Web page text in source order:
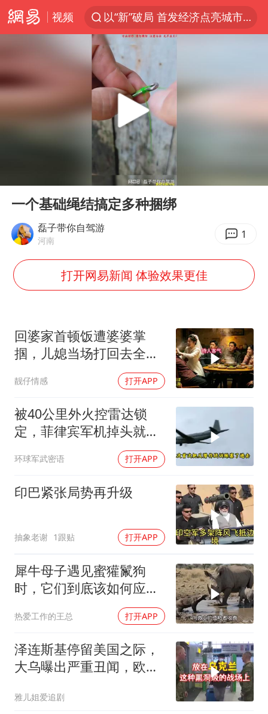
视频
以“新”破局 首发经济点亮城市消费活力
看守所辅警收受10万获刑1年
宇树科技发行价格150.80元/股
CIA被曝已秘密设立古巴工作组
U17国足1分钟轰2球
中国养老床位“三连降”
台风白海豚影响中国已成定局
外交部发言人就广岛核爆81周年等答记者问
法国下周开始禁止未经同意的电话营销
吉林一“温度计大楼”读数爆表
多地要求领导干部带头休假
奋进开新局 实干挑大梁
Play
一个基础绳结搞定多种捆绑
磊子带你自驾游
河南 1
打开网易新闻 体验效果更佳
回婆家首顿饭遭婆婆掌
掴，儿媳当场打回去全家
靓仔情感 打开APP
被40公里外火控雷达锁
定，菲律宾军机掉头就
跑，欧盟1500万也救不了
场
环球军武密语 打开APP
印巴紧张局势再升级
抽象老谢 1跟贴 打开APP
犀牛母子遇见蜜獾鬣狗
时，它们到底该如何应
热爱工作的王总 打开APP
泽连斯基停留美国之际，
大乌曝出严重丑闻，欧洲
雅儿姐爱追剧